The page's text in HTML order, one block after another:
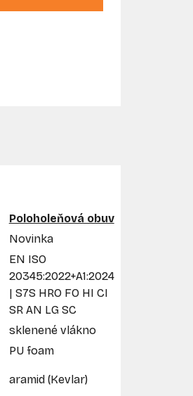
Poloholeňová obuv
Novinka
EN ISO
20345:2022+A1:2024
| S7S HRO FO HI CI
SR AN LG SC
sklenené vlákno
PU foam
aramid (Kevlar)